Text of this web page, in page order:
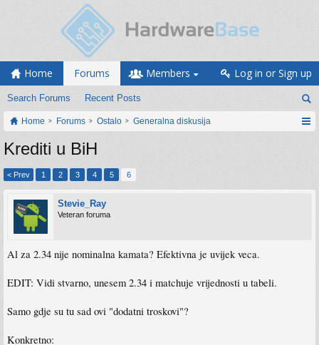
Home Forums
Search Forums Recent Posts
Members Log in or Sign up
Home Forums Ostalo Generalna diskusija
Krediti u BiH
< Prev 1 2 3 4 5 6
Stevie_Ray
Veteran foruma
Al za 2.34 nije nominalna kamata? Efektivna je uvijek veca.
EDIT: Vidi stvarno, unesem 2.34 i matchuje vrijednosti u tabeli.
Samo gdje su tu sad ovi "dodatni troskovi"?
Konkretno: